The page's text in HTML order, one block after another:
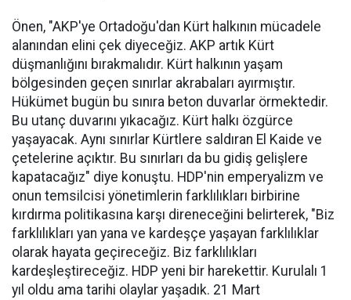
Önen, "AKP'ye Ortadoğu'dan Kürt halkının mücadele
alanından elini çek diyeceğiz. AKP artık Kürt
düşmanlığını bırakmalıdır. Kürt halkının yaşam
bölgesinden geçen sınırlar akrabaları ayırmıştır.
Hükümet bugün bu sınıra beton duvarlar örmektedir.
Bu utanç duvarını yıkacağız. Kürt halkı özgürce
yaşayacak. Aynı sınırlar Kürtlere saldıran El Kaide ve
çetelerine açıktır. Bu sınırları da bu gidiş gelişlere
kapatacağız" diye konuştu. HDP'nin emperyalizm ve
onun temsilcisi yönetimlerin farklılıkları birbirine
kırdırma politikasına karşı direneceğini belirterek, "Biz
farklılıkları yan yana ve kardeşçe yaşayan farklılıklar
olarak hayata geçireceğiz. Biz farklılıkları
kardeşleştireceğiz. HDP yeni bir harekettir. Kurulalı 1
yıl oldu ama tarihi olaylar yaşadık. 21 Mart